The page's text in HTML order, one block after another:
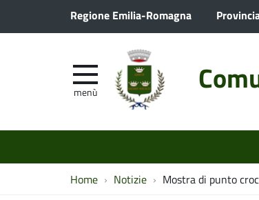
Regione Emilia-Romagna
menù
Home Notizie Mostra di punto